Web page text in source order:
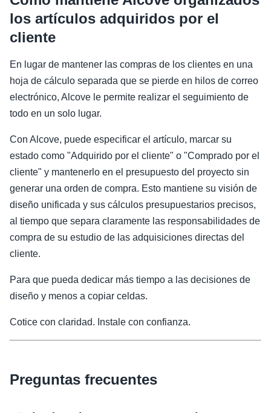
los artículos adquiridos por el
cliente
En lugar de mantener las compras de los clientes en una
hoja de cálculo separada que se pierde en hilos de correo
electrónico, Alcove le permite realizar el seguimiento de
todo en un solo lugar.
Con Alcove, puede especificar el artículo, marcar su
estado como "Adquirido por el cliente" o "Comprado por el
cliente" y mantenerlo en el presupuesto del proyecto sin
generar una orden de compra. Esto mantiene su visión de
diseño unificada y sus cálculos presupuestarios precisos,
al tiempo que separa claramente las responsabilidades de
compra de su estudio de las adquisiciones directas del
cliente.
Para que pueda dedicar más tiempo a las decisiones de
diseño y menos a copiar celdas.
Cotice con claridad. Instale con confianza.
Preguntas frecuentes